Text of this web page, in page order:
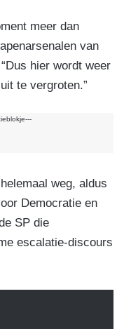
meer dan
van
hier wordt weer
te vergroten.”
weg, aldus
Democratie en
SP die
escalatie-discours